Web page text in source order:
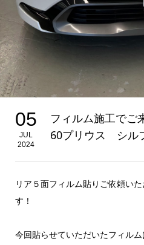
05
JUL
2024
フィルム施工でご
60プリウス シル
リア５面フィルム貼りご依頼い
す！
今回貼らせていただいたフィルム